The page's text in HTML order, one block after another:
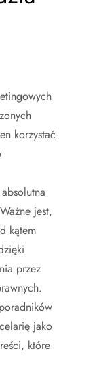
korzystać
jest,
kątem
przez
jako
które